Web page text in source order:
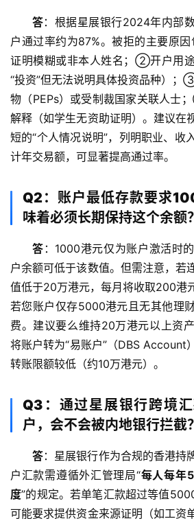
答：根据星展银行2024年内部
户通过率约为87%。被拒的主要原
证明模糊或非本人姓名；②开户用
“投资”但无法说明具体投资品种）；
物（PEPs）或受制裁国家关联人士
解释（如学生无资助证明）。建议在
短的“个人情况说明”，列明职业、收
计年交易额，可显著提高通过率。
Q2：账户最低存款要求
味着必须长期保持这个余额？
答 ：1000港元仅为账户激活时
户余额可低于该数值。但需注意，若
值低于20万港元，每月将收取200港
若您账户仅存5000港元且无其他理
费。建议要么维持20万港元以上资
将账户转为“易账户”（DBS Account
转账限额较低（约10万港元）。
Q3：通过星展银行跨境
户，会不会被内地银行拦截？
答：星展银行作为合规的香港持
户汇款需遵循外汇管理局“每人每年
度”的规定。若单笔汇款超过等值
可能要求提供资金来源证明（如工资